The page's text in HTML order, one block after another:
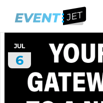
JUL
6